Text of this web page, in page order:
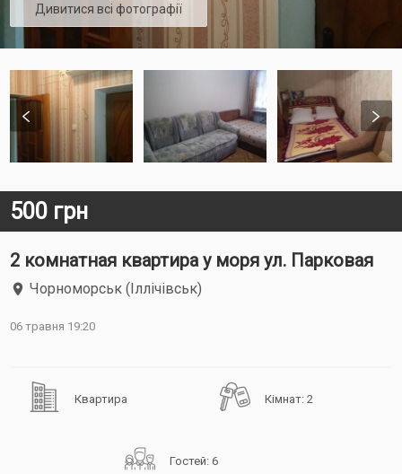
Дивитися всі фотографії
500 грн
2 комнатная квартира у моря ул. Парковая
Чорноморськ (Іллічівськ)
06 травня 19:20
Квартира Кімнат: 2
Гостей: 6